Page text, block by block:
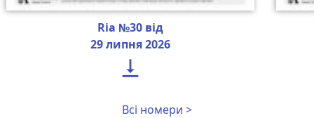
Ria №30 від
29 липня 2026

Всі номери >